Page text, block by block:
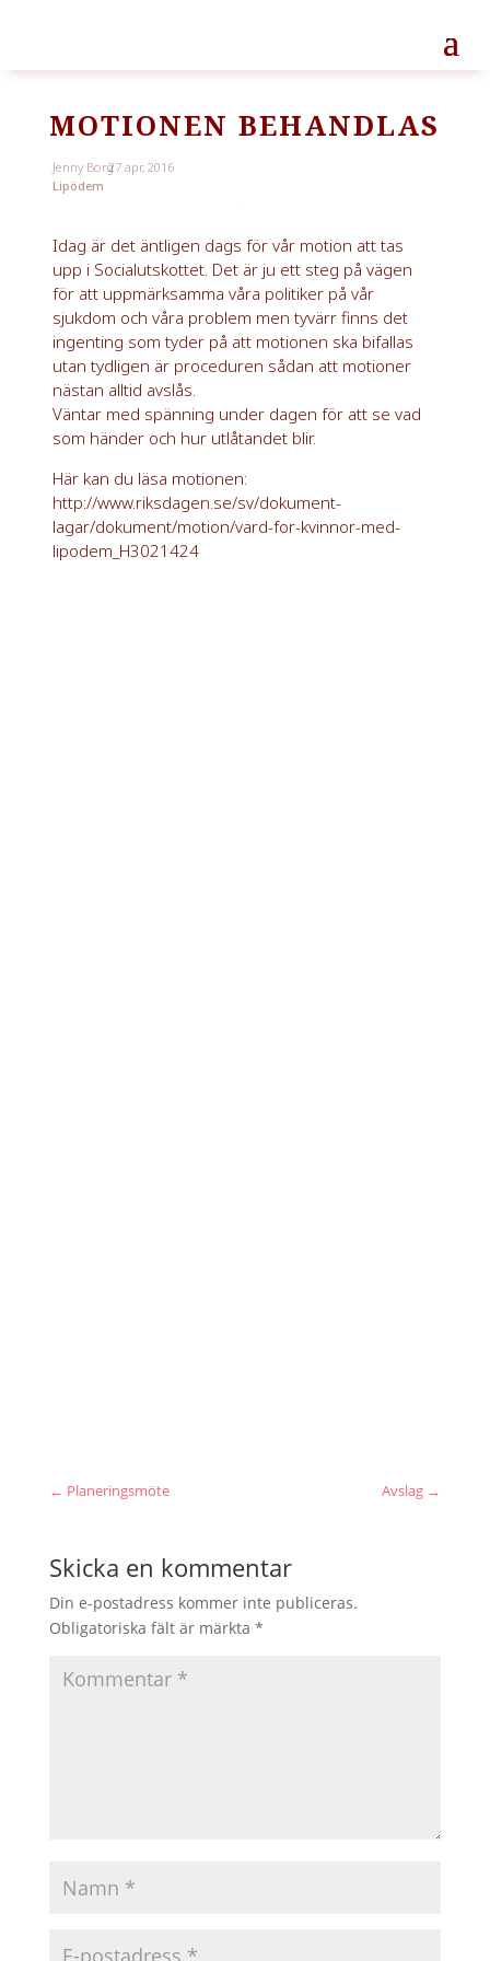
MOTIONEN BEHANDLAS
Jenny Borg27 apr, 2016
Lipödem
Idag är det äntligen dags för vår motion att tas
upp i Socialutskottet. Det är ju ett steg på vägen
för att uppmärksamma våra politiker på vår
sjukdom och våra problem men tyvärr finns det
ingenting som tyder på att motionen ska bifallas
utan tydligen är proceduren sådan att motioner
nästan alltid avslås.
Väntar med spänning under dagen för att se vad
som händer och hur utlåtandet blir.
Här kan du läsa motionen:
http://www.riksdagen.se/sv/dokument-
lagar/dokument/motion/vard-for-kvinnor-med-
lipodem_H3021424
← Planeringsmöte Avslag →
Skicka en kommentar
Din e-postadress kommer inte publiceras.
Obligatoriska fält är märkta *